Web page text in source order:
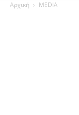
Αρχική MEDIA